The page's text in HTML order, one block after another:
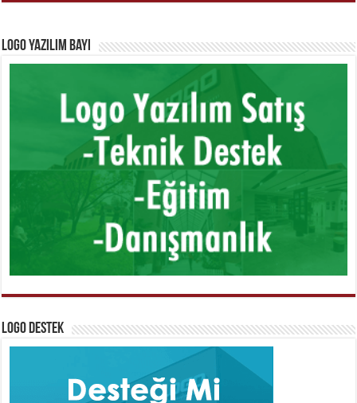
Logo Yazılım Bayi
Logo Destek